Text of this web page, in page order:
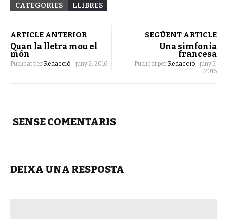
CATEGORIES LLIBRES
ARTICLE ANTERIOR
Quan la lletra mou el
món
Publicat per Redacció - juny 2, 2016
SEGÜENT ARTICLE
Una simfonia
francesa
Publicat per Redacció - juny 5,
2016
SENSE COMENTARIS
DEIXA UNA RESPOSTA